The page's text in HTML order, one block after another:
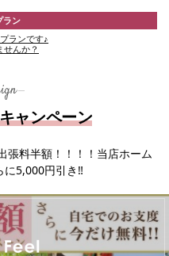
ラン
ランです♪
んか？
ャンペーン
張料半額！！！！当店ホーム
に5,000円引き‼︎
キ